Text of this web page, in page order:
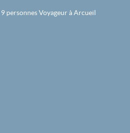
personnes Voyageur à Arcueil